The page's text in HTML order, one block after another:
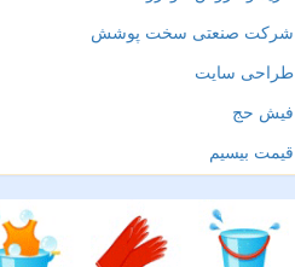
شرکت صنعتی سخت پوشش
طراحی سایت
فیش حج
قیمت بیسیم